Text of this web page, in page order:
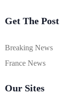
Get The Post
Breaking News
France News
Our Sites